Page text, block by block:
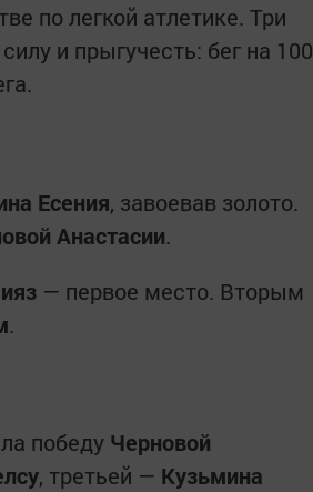
по легкой атлетике. Три
и прыгучесть: бег на 100
Есения, завоевав золото.
Анастасии.
— первое место. Вторым
.
победу Черновой
, третьей — Кузьмина